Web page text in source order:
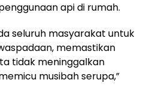
api di rumah.
seluruh masyarakat untuk
memastikan
tidak meninggalkan
musibah serupa,”